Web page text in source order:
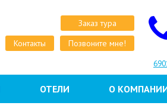
Контакты
Заказ тура
Позвоните мне!
ОТЕЛИ О